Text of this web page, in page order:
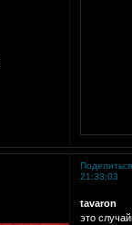
Поделиться
21:33:03
tavaron
это